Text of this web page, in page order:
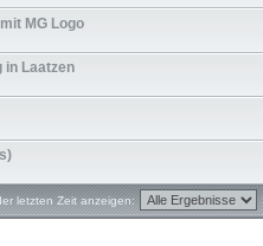
MG Logo
in Laatzen
letzten Zeit anzeigen: